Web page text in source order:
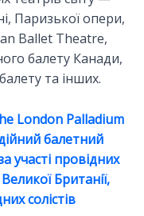
Паризької опери,
Ballet Theatre,
балету Канади,
та інших.
London Palladium
балетний
участі провідних
Британії,
солістів